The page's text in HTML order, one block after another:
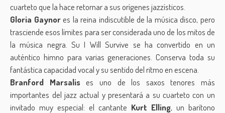
cuarteto que la hace retornar a sus orígenes jazzísticos.
Gloria Gaynores la reina indiscutible de la música disco, pero
trasciende esos límites para ser considerada uno de los mitos de
la música negra. Su I Will Survive se ha convertido en un
auténtico himno para varias generaciones. Conserva toda su
fantástica capacidad vocal y su sentido del ritmo en escena.
Branford Marsalises uno de los saxos tenores más
importantes del jazz actual y presentará a su cuarteto con un
invitado muy especial: el cantante Kurt Elling, un barítono